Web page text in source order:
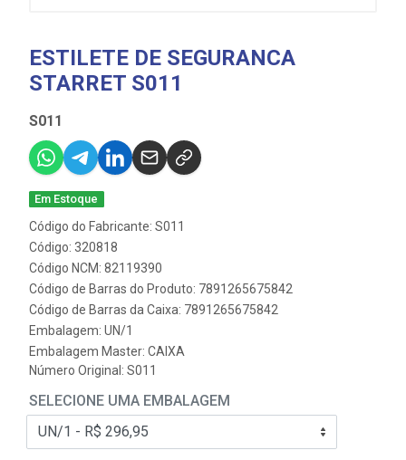
ESTILETE DE SEGURANCA
STARRET S011
S011
Em Estoque
Código do Fabricante: S011
Código: 320818
Código NCM: 82119390
Código de Barras do Produto: 7891265675842
Código de Barras da Caixa: 7891265675842
Embalagem: UN/1
Embalagem Master: CAIXA
Número Original: S011
SELECIONE UMA EMBALAGEM